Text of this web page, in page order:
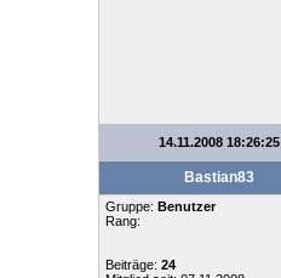
14.11.2008 18:26:25
Bastian83
Gruppe: Benutzer
Rang:
Beiträge: 24